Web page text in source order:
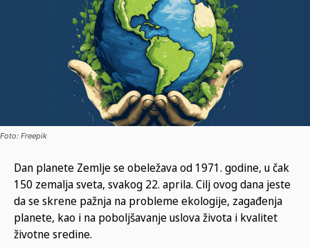
Foto: Freepik
Dan planete Zemlje se obeležava od 1971. godine, u čak
150 zemalja sveta, svakog 22. aprila. Cilj ovog dana jeste
da se skrene pažnja na probleme ekologije, zagađenja
planete, kao i na poboljšavanje uslova života i kvalitet
životne sredine.